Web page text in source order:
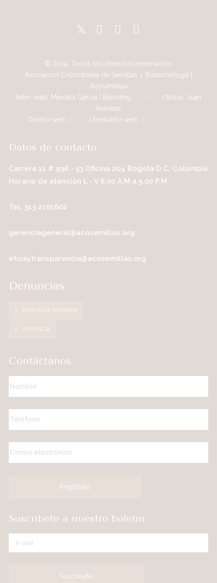
© 2019. Todos los derechos reservados.
Asociación Colombiana de Semillas y Biotecnología |
Acosemillas
Adm. web: Marcela García | Branding:
| Notas: Juan
Ramírez
Diseño web:
| Rediseño web:
Datos de contacto
Carrera 11 # 93A - 53 Oficina 204 Bogotá D.C, Colombia
Horario de atención L - V 8:00 A.M a 5.00 P.M
Tel: 313 2101602
gerenciageneral@acosemillas.org
eticaytransparencia@acosemillas.org
Denuncias
DENUNCIA ANONIMA
DENUNCIA
Contáctanos
Suscríbete a nuestro boletín